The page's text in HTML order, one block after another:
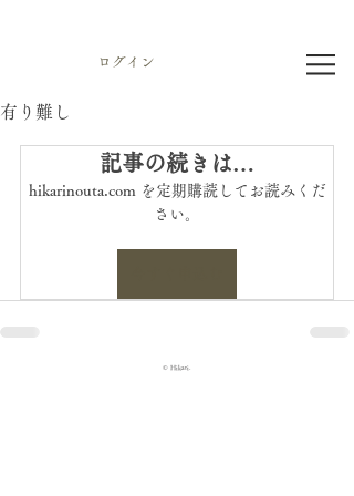
ログイン
有り難し
記事の続きは…
hikarinouta.com を定期購読してお読みくだ
さい。
© Hikari.